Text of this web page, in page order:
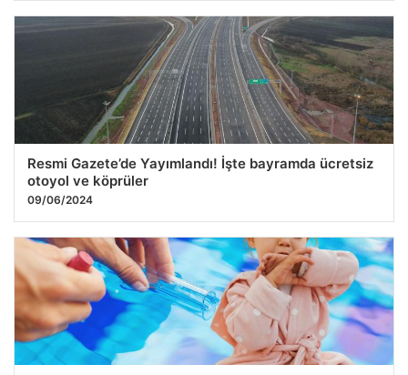
Resmi Gazete’de Yayımlandı! İşte bayramda ücretsiz
otoyol ve köprüler
09/06/2024